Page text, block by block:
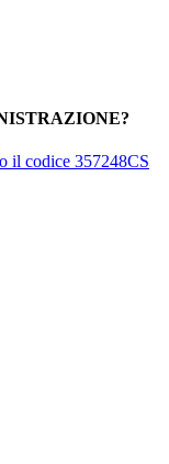
il codice 357248CS